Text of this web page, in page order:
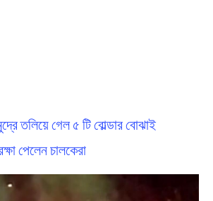
তলিয়ে গেল ৫ টি বোল্ডার বোঝাই
পেলেন চালকেরা